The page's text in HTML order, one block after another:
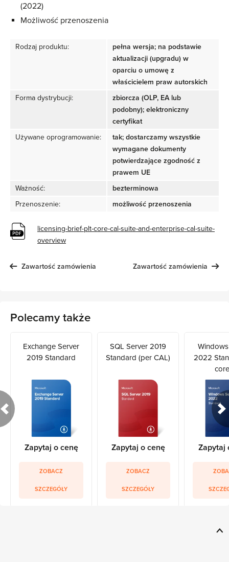
(2022)
Możliwość przenoszenia
Rodzaj produktu:
pełna wersja; na podstawie
aktualizacji (upgradu) w
oparciu o umowę z
właścicielem praw autorskich
Forma dystrybucji:
zbiorcza (OLP, EA lub
podobny); elektroniczny
certyfikat
Używane oprogramowanie:
tak; dostarczamy wszystkie
wymagane dokumenty
potwierdzające zgodność z
prawem UE
Ważność:
bezterminowa
Przenoszenie:
możliwość przenoszenia
licensing-brief-plt-core-cal-suite-and-enterprise-cal-suite-
overview
Zawartość zamówienia Zawartość zamówienia
Polecamy także
Exchange Server
2019 Standard
Zapytaj o cenę
ZOBACZ
SZCZEGÓŁY
SQL Server 2019
Standard (per CAL)
Zapytaj o cenę
ZOBACZ
SZCZEGÓŁY
2022
Zapytaj